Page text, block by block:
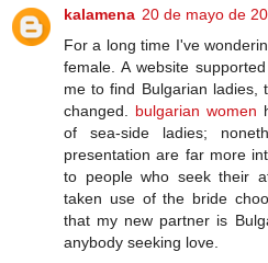
kalamena 20 de mayo de
For a long time I've
female. A website
me to find Bulgarian ladies,
changed. bulgarian women
of sea-side ladies;
presentation are far more
to people who seek their
taken use of the bride
that my new partner is
anybody seeking love.